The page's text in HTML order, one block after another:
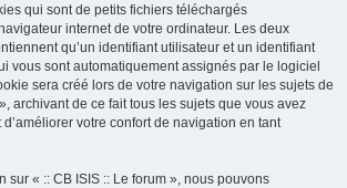
qui sont de petits fichiers téléchargés
internet de votre ordinateur. Les deux
qu’un identifiant utilisateur et un identifiant
vous sont automatiquement assignés par le logiciel
sera créé lors de votre navigation sur les sujets de
archivant de ce fait tous les sujets que vous avez
votre confort de navigation en tant
sur « :: CB ISIS :: Le forum », nous pouvons